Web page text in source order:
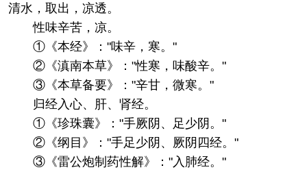
清水，取出，凉透。
性味辛苦，凉。
①《本经》："味辛，寒。"
②《滇南本草》："性寒，味酸辛。"
③《本草备要》："辛甘，微寒。"
归经 入心、肝、肾经。
①《珍珠囊》："手厥阴、足少阴。"
②《纲目》："手足少阴、厥阴四经。"
③《雷公炮制药性解》："入肺经。"